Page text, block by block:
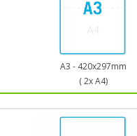
A3 - 420x297mm
( 2x A4)